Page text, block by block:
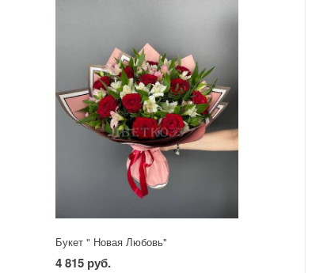
Букет " Новая Любовь"
4 815 руб.